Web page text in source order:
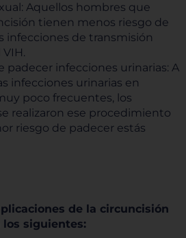
Aquellos hombres que
tienen menos riesgo de
infecciones de transmisión
padecer infecciones urinarias: A
infecciones urinarias en
poco frecuentes, los
realizaron ese procedimiento
riesgo de padecer estás
de la circuncisión
los siguientes: